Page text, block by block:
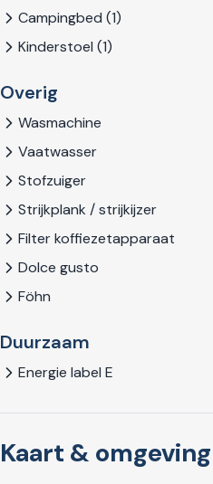
Campingbed (1)
Kinderstoel (1)
Overig
Wasmachine
Vaatwasser
Stofzuiger
Strijkplank / strijkijzer
Filter koffiezetapparaat
Dolce gusto
Föhn
Duurzaam
Energie label E
Kaart & omgeving